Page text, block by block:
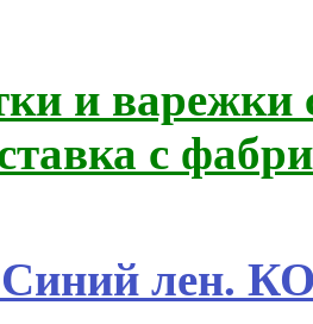
и варежки
с
лен.